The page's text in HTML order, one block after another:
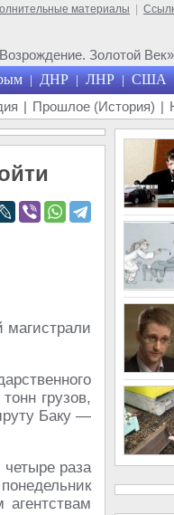
материалы
Золотой Век»
| ДНР | ЛНР | США
| Прошлое (История) |
магистрали
грузов,
Баку —
раза